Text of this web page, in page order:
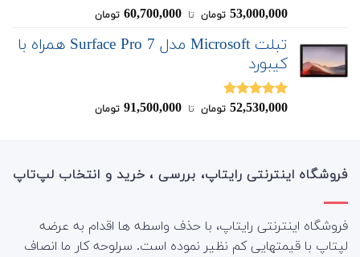
نمره5.00
53,000,000 تومان ‌ تا ‌ 60,700,000 تومان
تبلت Microsoft مدل Surface Pro 7 همراه با
کیبورد
نمره4.83
52,530,000 تومان ‌ تا ‌ 91,500,000 تومان
فروشگاه اینترنتی رایتاپ، بررسی ، خرید و انتخاب لپ‌تاپ
فروشگاه اینترنتی رایتاپ، با حذف واسطه ها اقدام به عرضه
لپتاپ با قیمتهایی کم نظیر نموده است. سرلوحه کار ما انصاف